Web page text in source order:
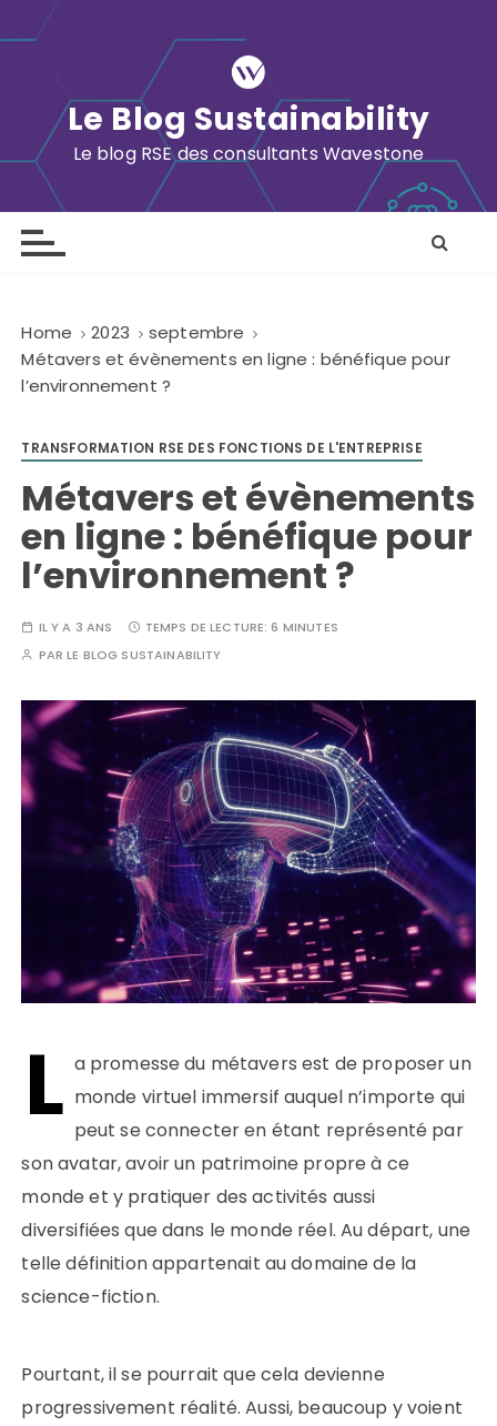
k
o
Le Blog Sustainability
Le blog RSE des consultants Wavestone
Home 2023
septembre
Métavers et évènements en ligne : bénéfique pour
l’environnement ?
TRANSFORMATION RSE DES FONCTIONS DE L'ENTREPRISE
Métavers et évènements
en ligne : bénéfique pour
l’environnement ?
IL Y A 3 ANS TEMPS DE LECTURE:6 MINUTES
PARLE BLOG SUSTAINABILITY
L a promesse du métavers est de proposer un
monde virtuel immersif auquel n’importe qui
peut se connecter en étant représenté par
son avatar, avoir un patrimoine propre à ce
monde et y pratiquer des activités aussi
diversifiées que dans le monde réel. Au départ, une
telle définition appartenait au domaine de la
science-fiction.
Pourtant, il se pourrait que cela devienne
progressivement réalité. Aussi, beaucoup y voient